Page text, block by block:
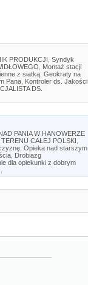
PRODUKCJI Syndyk
Montaż stacji
z siatką Geokraty na
Pana Kontroler ds. Jakości
DS.
PANIA W HANOWERZE
CAŁEJ POLSKI
Opieka nad starszym
Drobiazg
dla opiekunki z dobrym